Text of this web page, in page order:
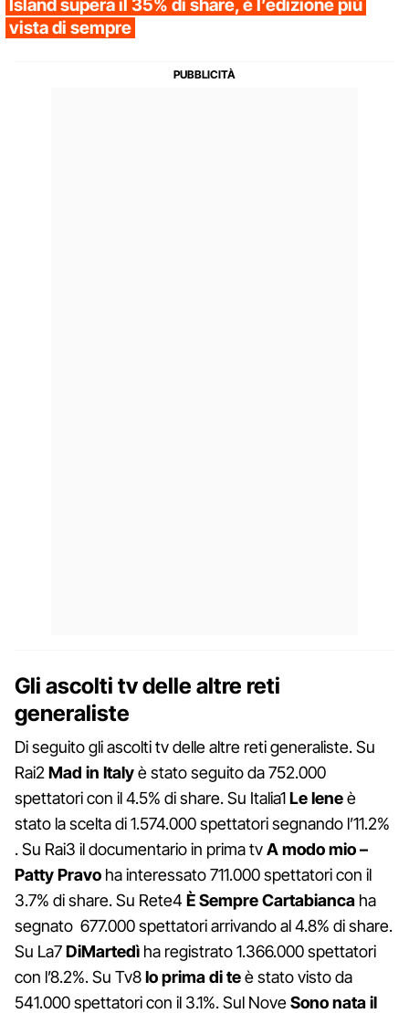
Island supera il 35% di share, è l’edizione più
vista di sempre
Gli ascolti tv delle altre reti
generaliste
Di seguito gli ascolti tv delle altre reti generaliste. Su
Rai2 Mad in Italyè stato seguito da 752.000
spettatori con il 4.5% di share. Su Italia1Le Ieneè
stato la scelta di 1.574.000 spettatori segnando l’11.2%
. Su Rai3 il documentario in prima tvA modo mio –
Patty Pravo ha interessato 711.000 spettatori con il
3.7% di share. Su Rete4È Sempre Cartabianca ha
segnato 677.000 spettatori arrivando al 4.8% di share.
Su La7DiMartedì ha registrato 1.366.000 spettatori
con l’8.2%. Su Tv8Io prima di teè stato visto da
541.000 spettatori con il 3.1%. Sul NoveSono nata il